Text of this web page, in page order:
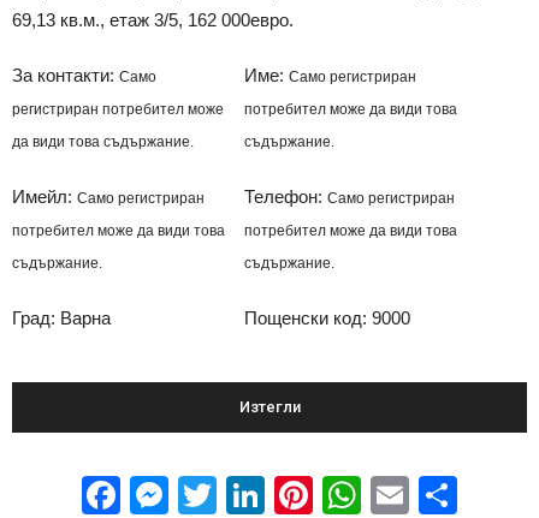
69,13 кв.м., етаж 3/5, 162 000евро.
За контакти: Само
регистриран потребител може
да види това съдържание.
Име: Само регистриран
потребител може да види това
съдържание.
Имейл: Само регистриран
потребител може да види това
съдържание.
Телефон: Само регистриран
потребител може да види това
съдържание.
Град: Варна Пощенски код: 9000
Изтегли
Facebook
Messenger
Twitter
LinkedIn
Pinterest
WhatsApp
Email